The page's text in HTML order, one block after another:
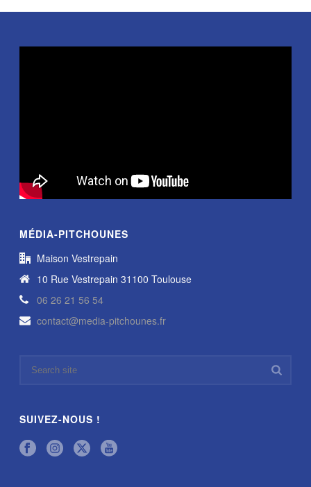
MÉDIA-PITCHOUNES
Maison Vestrepain
10 Rue Vestrepain 31100 Toulouse
06 26 21 56 54
contact@media-pitchounes.fr
SUIVEZ-NOUS !